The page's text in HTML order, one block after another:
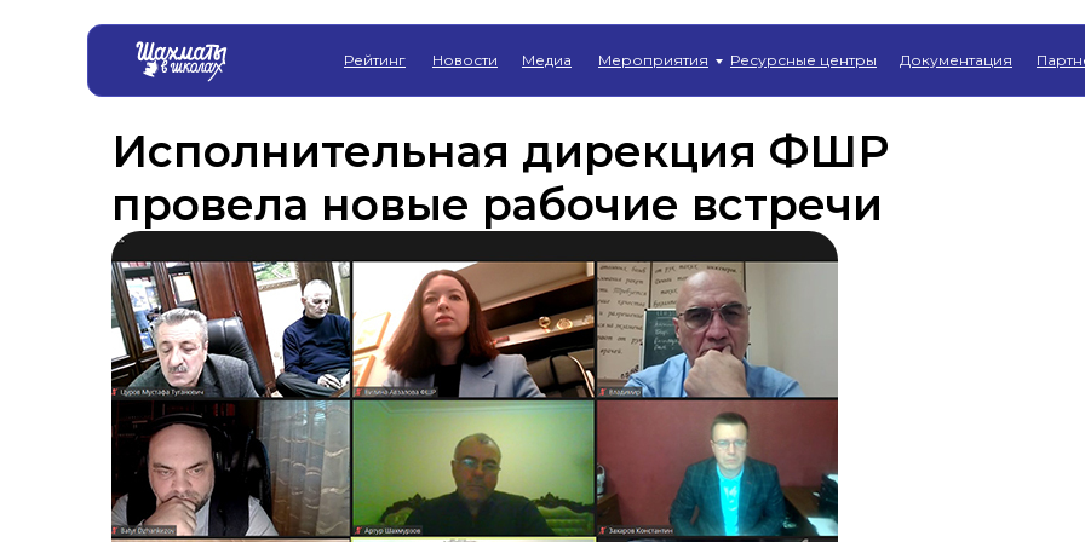
Рейтинг Документация
Ресурсные центры
Новости Мероприятия
Медиа
Исполнительная дирекция ФШР
провела новые рабочие встречи